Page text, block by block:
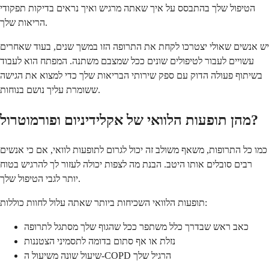
הטיפול שלך בהתבסס על איך שאתה מרגיש ואיך נראים בדיקות תפקודי
הריאות שלך.
יש אנשים שאולי יצטרכו לקחת את התרופה הזו במשך שנים, בעוד שאחרים
עשויים לעבור לטיפולים שונים ככל שמצבם משתנה. המפתח הוא לעבוד
בשיתוף פעולה הדוק עם ספק שירותי הבריאות שלך כדי למצוא את הגישה
ששומרת עליך נושם בנוחות.
מהן תופעות הלוואי של אקלידיניום ופורמוטרול?
כמו כל התרופות, משאף משולב זה יכול לגרום לתופעות לוואי, אם כי אנשים
רבים סובלים אותו היטב. הבנת מה לצפות יכולה לעזור לך להרגיש בטוח
יותר לגבי הטיפול שלך.
תופעות הלוואי השכיחות ביותר שאתה עלול לחוות כוללות:
כאב ראש שבדרך כלל משתפר ככל שהגוף שלך מסתגל לתרופה
נזלת או אף סתום בדומה לתסמיני הצטננות
שיעול שונה משיעול ה-COPD הרגיל שלך